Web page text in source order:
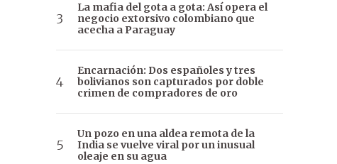
La mafia del gota a gota: Así opera el
negocio extorsivo colombiano que
acecha a Paraguay
Encarnación: Dos españoles y tres
bolivianos son capturados por doble
crimen de compradores de oro
Un pozo en una aldea remota de la
India se vuelve viral por un inusual
oleaje en su agua